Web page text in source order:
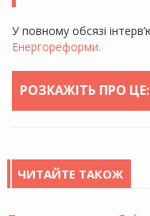
У повному обсязі
Енергореформи.
РОЗКАЖІТЬ ПРО ЦЕ:
ЧИТАЙТЕ ТАКОЖ